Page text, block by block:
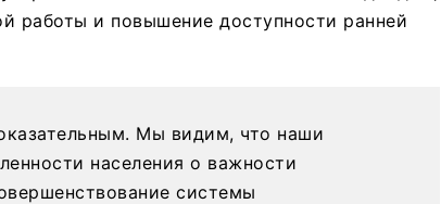
работы и повышение доступности ранней
Мы видим, что наши
населения о важности
системы